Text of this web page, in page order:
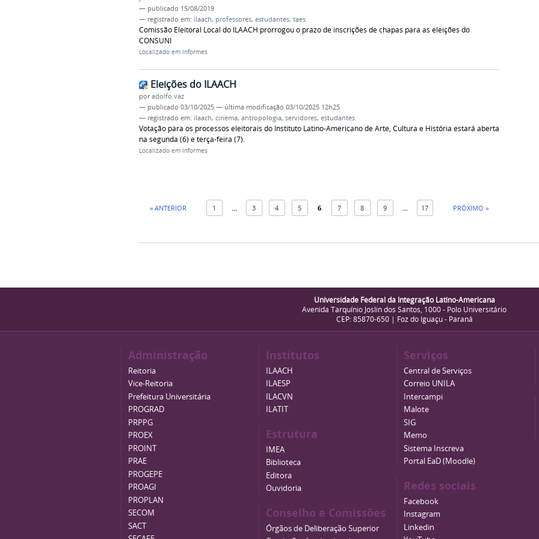
— publicado 15/08/2019
— registrado em: ilaach, professores, estudantes, taes
Comissão Eleitoral Local do ILAACH prorrogou o prazo de inscrições de chapas para as eleições do
CONSUNI
Localizado em Informes
Eleições do ILAACH
poradolfo.vaz
— publicado 03/10/2025 — última modificação 03/10/2025 12h25
— registrado em: ilaach, cinema, antropologia, servidores, estudantes
Votação para os processos eleitorais do Instituto Latino-Americano de Arte, Cultura e História estará aberta
na segunda (6) e terça-feira (7).
Localizado em Informes
« ANTERIOR 1 3 4 5 6 7 8 9 17 PRÓXIMO »
Universidade Federal da Integração Latino-Americana
Avenida Tarquínio Joslin dos Santos, 1000 - Polo Universitário
CEP: 85870-650 | Foz do Iguaçu - Paraná
Administração
Reitoria
Vice-Reitoria
Prefeitura Universitária
PROGRAD
PRPPG
PROEX
PROINT
PRAE
PROGEPE
PROAGI
PROPLAN
SECOM
SACT
Institutos
ILAACH
ILAESP
ILACVN
ILATIT
Estrutura
IMEA
Biblioteca
Editora
Ouvidoria
Conselho e Comissões
Órgãos de Deliberação Superior
Serviços
Central de Serviços
Correio UNILA
Intercampi
Malote
SIG
Memo
Sistema Inscreva
Portal EaD (Moodle)
Redes sociais
Facebook
Instagram
Linkedin